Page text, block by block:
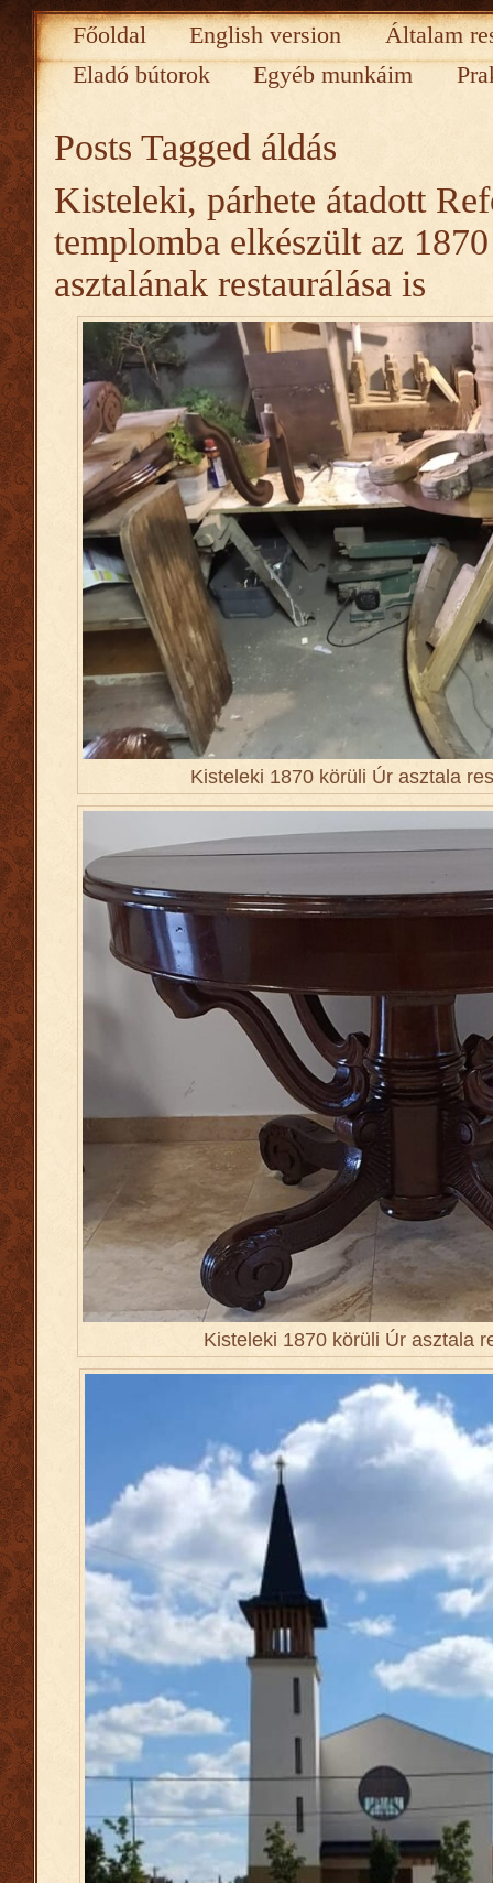
Főoldal English version
Általam
Eladó bútorok
Egyéb munkáim
Posts Tagged áldás
Kisteleki, párhete átadott
templomba elkészült az
asztalának restaurálása is
Kisteleki 1870 körüli Úr asztala
Kisteleki 1870 körüli Úr asztala